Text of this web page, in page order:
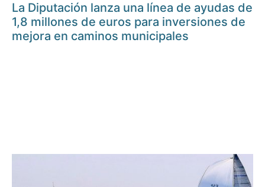
La Diputación lanza una línea de ayudas de
1,8 millones de euros para inversiones de
mejora en caminos municipales